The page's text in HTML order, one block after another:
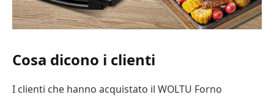
Cosa dicono i clienti
I clienti che hanno acquistato il WOLTU Forno